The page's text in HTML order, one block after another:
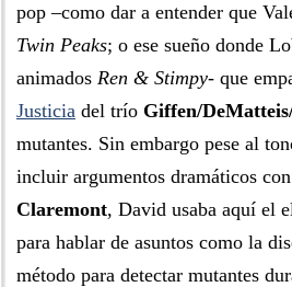
pop –como dar a entender que
Twin Peaks; o ese sueño donde
animados Ren & Stimpy- que
Justicia del trío Giffen/
mutantes. Sin embargo pese al
incluir argumentos dramáticos
Claremont, David usaba aquí el
para hablar de asuntos como la
método para detectar mutantes